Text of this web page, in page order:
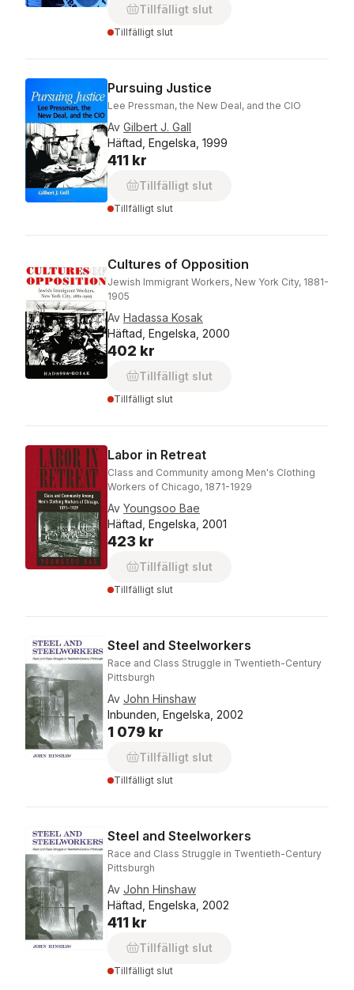
Tillfälligt slut
Tillfälligt slut
Pursuing Justice
Lee Pressman, the New Deal, and the CIO
Av Gilbert J. Gall
Häftad, Engelska, 1999
411 kr
Tillfälligt slut
Tillfälligt slut
Cultures of Opposition
Jewish Immigrant Workers, New York City, 1881-
1905
Av Hadassa Kosak
Häftad, Engelska, 2000
402 kr
Tillfälligt slut
Tillfälligt slut
Labor in Retreat
Class and Community among Men's Clothing
Workers of Chicago, 1871-1929
Av Youngsoo Bae
Häftad, Engelska, 2001
423 kr
Tillfälligt slut
Tillfälligt slut
Steel and Steelworkers
Race and Class Struggle in Twentieth-Century
Pittsburgh
Av John Hinshaw
Inbunden, Engelska, 2002
1 079 kr
Tillfälligt slut
Tillfälligt slut
Steel and Steelworkers
Race and Class Struggle in Twentieth-Century
Pittsburgh
Av John Hinshaw
Häftad, Engelska, 2002
411 kr
Tillfälligt slut
Tillfälligt slut